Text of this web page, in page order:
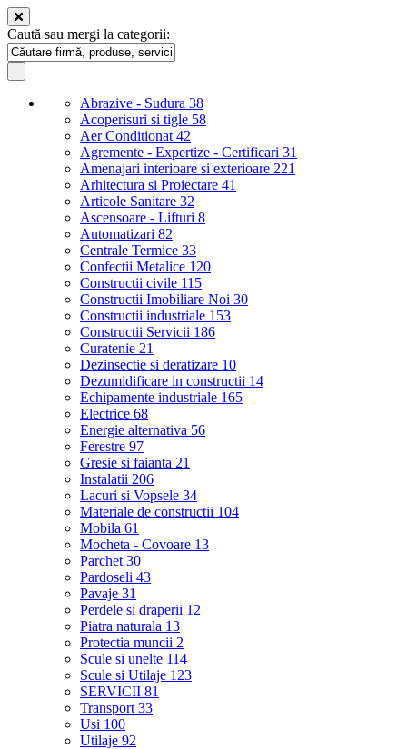
Caută sau mergi la categorii:
Abrazive - Sudura 38
Acoperisuri si tigle 58
Aer Conditionat 42
Agremente - Expertize - Certificari 31
Amenajari interioare si exterioare 221
Arhitectura si Proiectare 41
Articole Sanitare 32
Ascensoare - Lifturi 8
Automatizari 82
Centrale Termice 33
Confectii Metalice 120
Constructii civile 115
Constructii Imobiliare Noi 30
Constructii industriale 153
Constructii Servicii 186
Curatenie 21
Dezinsectie si deratizare 10
Dezumidificare in constructii 14
Echipamente industriale 165
Electrice 68
Energie alternativa 56
Ferestre 97
Gresie si faianta 21
Instalatii 206
Lacuri si Vopsele 34
Materiale de constructii 104
Mobila 61
Mocheta - Covoare 13
Parchet 30
Pardoseli 43
Pavaje 31
Perdele si draperii 12
Piatra naturala 13
Protectia muncii 2
Scule si unelte 114
Scule si Utilaje 123
SERVICII 81
Transport 33
Usi 100
Utilaje 92